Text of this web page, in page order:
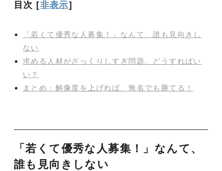
目次 [非表示]
「若くて優秀な人募集！」なんて、誰も見向きし
ない
求める人材がざっくりしすぎ問題、どうすればい
い？
まとめ：解像度を上げれば、無名でも勝てる！
「若くて優秀な人募集！」なんて、
誰も見向きしない